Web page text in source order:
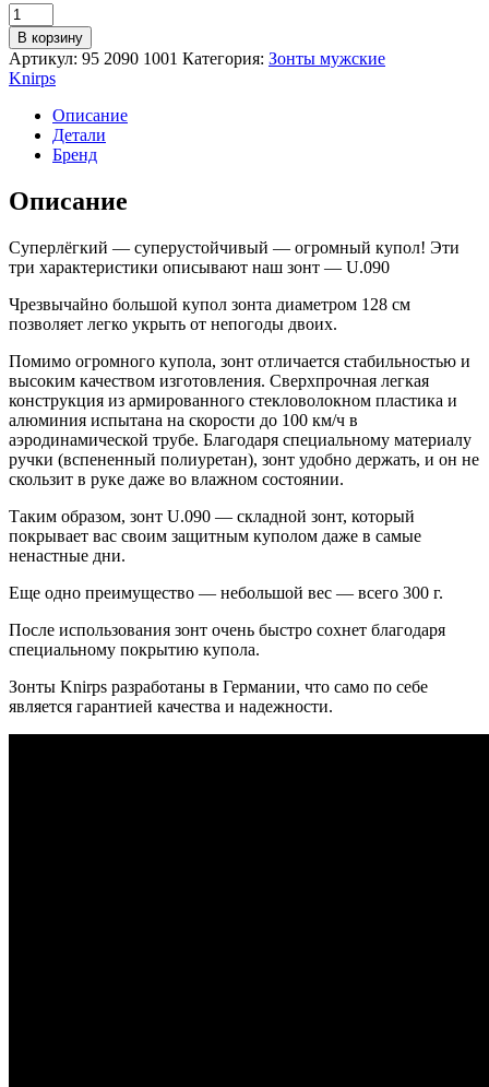
Количество
товара
Зонт
Knirps
механический
U.090
Ultra
Light
Manual
Compact
XXL
В корзину
Артикул: 95 2090 1001 Категория: Зонты мужские
Knirps
Описание
Детали
Бренд
Описание
Суперлёгкий — суперустойчивый — огромный купол! Эти
три характеристики описывают наш зонт — U.090
Чрезвычайно большой купол зонта диаметром 128 см
позволяет легко укрыть от непогоды двоих.
Помимо огромного купола, зонт отличается стабильностью и
высоким качеством изготовления. Сверхпрочная легкая
конструкция из армированного стекловолокном пластика и
алюминия испытана на скорости до 100 км/ч в
аэродинамической трубе. Благодаря специальному материалу
ручки (вспененный полиуретан), зонт удобно держать, и он не
скользит в руке даже во влажном состоянии.
Таким образом, зонт U.090 — складной зонт, который
покрывает вас своим защитным куполом даже в самые
ненастные дни.
Еще одно преимущество — небольшой вес — всего 300 г.
После использования зонт очень быстро сохнет благодаря
специальному покрытию купола.
Зонты Knirps разработаны в Германии, что само по себе
является гарантией качества и надежности.